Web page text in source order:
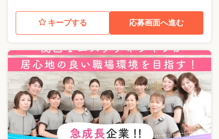
キープする 応募画面へ進む